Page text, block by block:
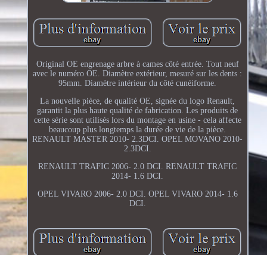
Original OE engrenage arbre à cames côté entrée. Tout neuf
avec le numéro OE. Diamètre extérieur, mesuré sur les dents :
95mm. Diamètre intérieur du côté cunéiforme.
La nouvelle pièce, de qualité OE, signée du logo Renault,
garantit la plus haute qualité de fabrication. Les produits de
cette série sont utilisés lors du montage en usine - cela affecte
beaucoup plus longtemps la durée de vie de la pièce.
RENAULT MASTER 2010- 2.3DCI. OPEL MOVANO 2010-
2.3DCI.
RENAULT TRAFIC 2006- 2.0 DCI. RENAULT TRAFIC
2014- 1.6 DCI.
OPEL VIVARO 2006- 2.0 DCI. OPEL VIVARO 2014- 1.6
DCI.